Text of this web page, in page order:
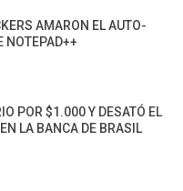
AMARON EL AUTO-
NOTEPAD++
POR $1.000 Y DESATÓ EL
LA BANCA DE BRASIL